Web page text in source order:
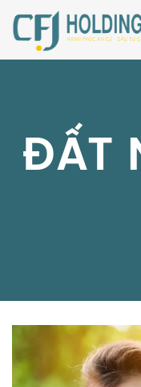
content
ĐẤT